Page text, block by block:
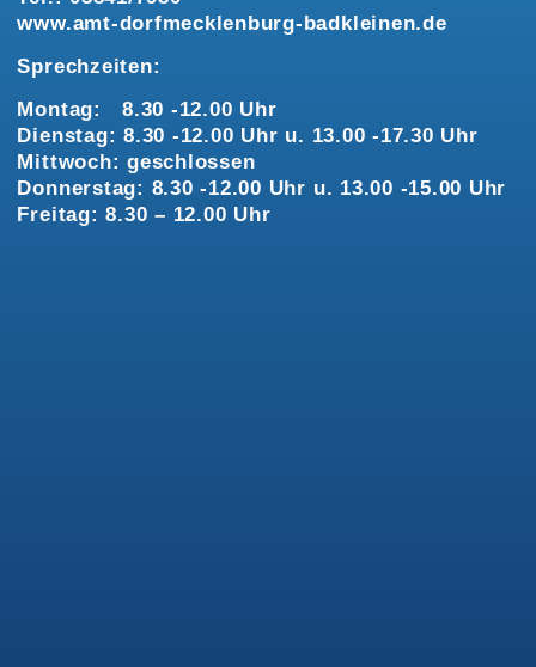
www.amt-dorfmecklenburg-badkleinen.de
Sprechzeiten:
Montag: 8.30 -12.00 Uhr
Dienstag: 8.30 -12.00 Uhr u. 13.00 -17.30 Uhr
Mittwoch: geschlossen
Donnerstag: 8.30 -12.00 Uhr u. 13.00 -15.00 Uhr
Freitag: 8.30 – 12.00 Uhr